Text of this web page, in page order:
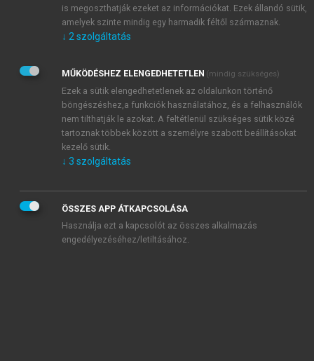
Kérek értesítést a MeRSZ újdonságairól, akcióiról.
Kérek értesítést az Akadémiai Kiadó Zrt. újdonságairól,
Adatkezelési tájékoztatóbanfoglaltakat tudomásul
veszem és elfogadom.
Általános vásárlási feltételeket, valamint a szotar.netés a
mersz.huoldalak licencszerződéseiben foglaltakat
tudomásul veszem és elfogadom.
KIPRÓBÁLOM
is megoszthatják ezeket az információkat. Ezek állandó sütik,
amelyek szinte mindig egy harmadik féltől származnak.
↓ 2 szolgáltatás
MŰKÖDÉSHEZ ELENGEDHETETLEN (mindig szükséges)
Ezek a sütik elengedhetetlenek az oldalunkon történő
böngészéshez,a funkciók használatához, és a felhasználók
nem tilthatják le azokat. A feltétlenül szükséges sütik közé
tartoznak többek között a személyre szabott beállításokat
kezelő sütik.
↓ 3 szolgáltatás
ÖSSZES APP ÁTKAPCSOLÁSA
Használja ezt a kapcsolót az összes alkalmazás
engedélyezéséhez/letiltásához.